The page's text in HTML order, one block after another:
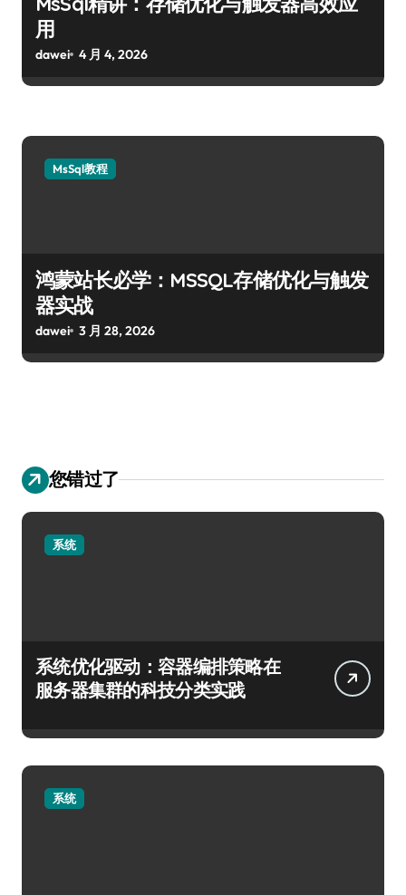
用
dawei 4 月 4, 2026
MsSql教程
鸿蒙站长必学：MSSQL存储优化与触发
器实战
dawei 3 月 28, 2026
您错过了
系统
系统优化驱动：容器编排策略在
服务器集群的科技分类实践
系统